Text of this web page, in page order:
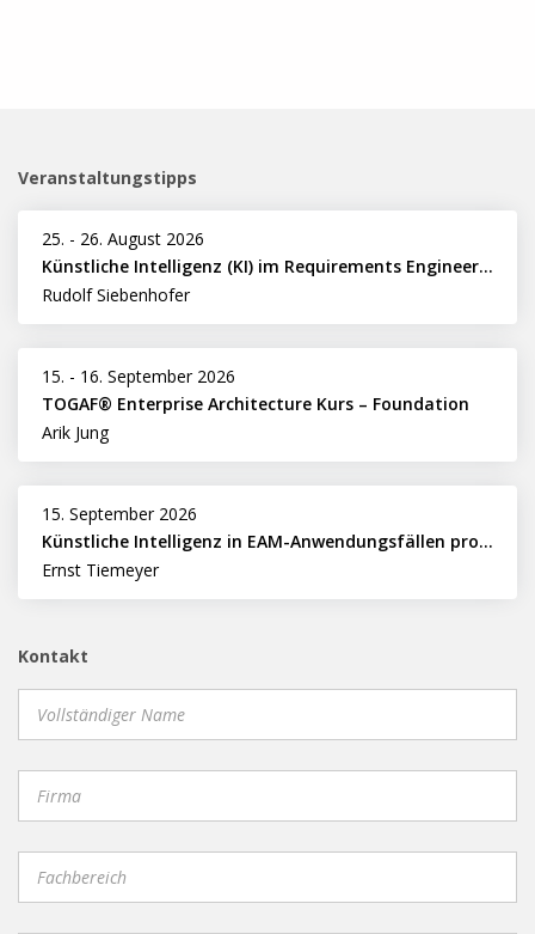
Veranstaltungstipps
25. - 26. August 2026
Künstliche Intelligenz (KI) im Requirements Engineering erfolgreich einsetzen
Rudolf Siebenhofer
15. - 16. September 2026
TOGAF® Enterprise Architecture Kurs – Foundation
Arik Jung
15. September 2026
Künstliche Intelligenz in EAM-Anwendungsfällen professionell nutzen
Ernst Tiemeyer
Kontakt